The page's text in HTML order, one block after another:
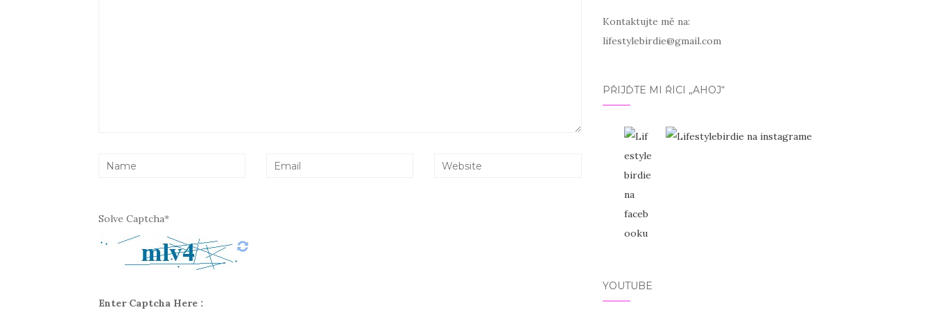
Solve Captcha*
Enter Captcha Here :
Kontaktujte mě na:
lifestylebirdie@gmail.com
PŘIJĎTE MI ŘÍCI „AHOJ“
YOUTUBE